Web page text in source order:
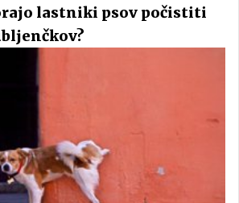
lastniki psov počistiti